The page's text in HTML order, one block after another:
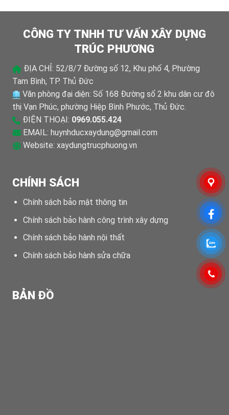
CÔNG TY TNHH TƯ VẤN XÂY DỰNG
TRÚC PHƯƠNG
ĐỊA CHỈ: 52/8/7 Đường số 12, Khu phố 4, Phường
Tam Bình, TP. Thủ Đức
Văn phòng đại diện: Số 168 Đường số 2 khu dân cư đô
thị Vạn Phúc, phường Hiệp Bình Phước, Thủ Đức.
ĐIỆN THOẠI: 0969.055.424
EMAIL: huynhducxaydung@gmail.com
Website: xaydungtrucphuong.vn
CHÍNH SÁCH
Chính sách bảo mật thông tin
Chính sách bảo hành công trình xây dựng
Chính sách bảo hành nội thất
Chính sách bảo hành sửa chữa
BẢN ĐỒ